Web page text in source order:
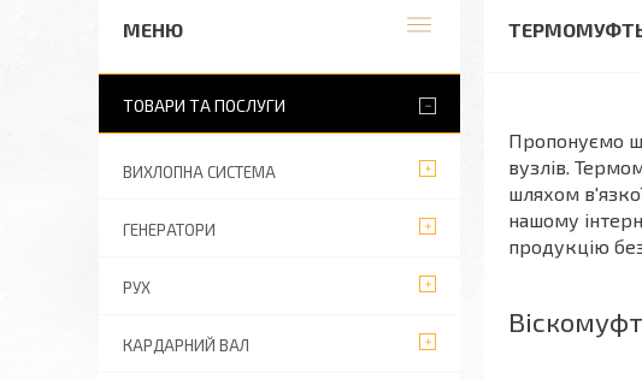
Пропонуємо
вузлів.
шляхом
нашому
продукцію
ТОВАРИ ТА ПОСЛУГИ
ВИХЛОПНА СИСТЕМА
ГЕНЕРАТОРИ
РУХ
КАРДАРНИЙ ВАЛ